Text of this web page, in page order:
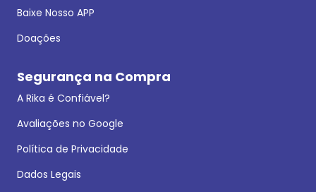
Baixe Nosso APP
Doações
Segurança na Compra
A Rika é Confiável?
Avaliações no Google
Política de Privacidade
Dados Legais